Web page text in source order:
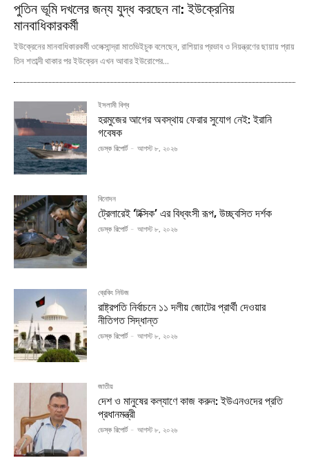
পুতিন ভূমি দখলের জন্য যুদ্ধ করছেন না: ইউক্রেনিয়
মানবাধিকারকর্মী
ইউক্রেনের মানবাধিকারকর্মী ওলেক্সান্দ্রা মাতভিইচুক বলেছেন, রাশিয়ার প্রভাব ও নিয়ন্ত্রণের ছায়ায় প্রায়
তিন শতাব্দী থাকার পর ইউক্রেন এখন আবার ইউরোপের...
ইসলামী বিশ্ব
হরমুজের আগের অবস্থায় ফেরার সুযোগ নেই: ইরানি
গবেষক
ডেস্ক রিপোর্ট - আগস্ট ৮, ২০২৬
বিনোদন
ট্রেলারেই ‘টক্সিক’ এর বিধ্বংসী রূপ, উচ্ছ্বসিত দর্শক
ডেস্ক রিপোর্ট - আগস্ট ৮, ২০২৬
ব্রেকিং নিউজ
রাষ্ট্রপতি নির্বাচনে ১১ দলীয় জোটের প্রার্থী দেওয়ার
নীতিগত সিদ্ধান্ত
ডেস্ক রিপোর্ট - আগস্ট ৮, ২০২৬
জাতীয়
দেশ ও মানুষের কল্যাণে কাজ করুন: ইউএনওদের প্রতি
প্রধানমন্ত্রী
ডেস্ক রিপোর্ট - আগস্ট ৮, ২০২৬